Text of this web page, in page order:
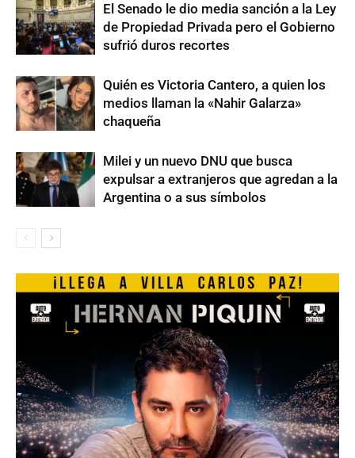
El Senado le dio media sanción a la Ley
de Propiedad Privada pero el Gobierno
sufrió duros recortes
Quién es Victoria Cantero, a quien los
medios llaman la «Nahir Galarza»
chaqueña
Milei y un nuevo DNU que busca
expulsar a extranjeros que agredan a la
Argentina o a sus símbolos